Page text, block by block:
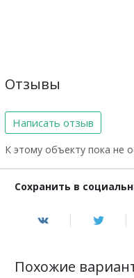
Отзывы
Написать отзыв
К этому объекту пока не
Сохранить в
Похожие